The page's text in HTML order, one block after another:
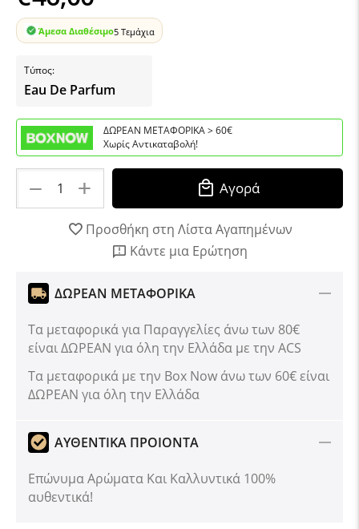
Άμεσα Διαθέσιμο5 Τεμάχια
Τύπος:
Eau De Parfum
ΔΩΡΕΑΝ ΜΕΤΑΦΟΡΙΚΑ > 60€
Χωρίς Αντικαταβολή!
+
− Αγορά
Προσθήκη στη Λίστα Αγαπημένων
Κάντε μια Ερώτηση
ΔΩΡΕΑΝ ΜΕΤΑΦΟΡΙΚΑ
Τα μεταφορικά για Παραγγελίες άνω των 80€
είναι ΔΩΡΕΑΝ για όλη την Ελλάδα με την ACS
Tα μεταφορικά με την Box Now άνω των 60€ είναι
ΔΩΡΕΑΝ για όλη την Ελλάδα
ΑΥΘΕΝΤΙΚΑ ΠΡΟΙΟΝΤΑ
Επώνυμα Αρώματα Και Καλλυντικά 100%
αυθεντικά!